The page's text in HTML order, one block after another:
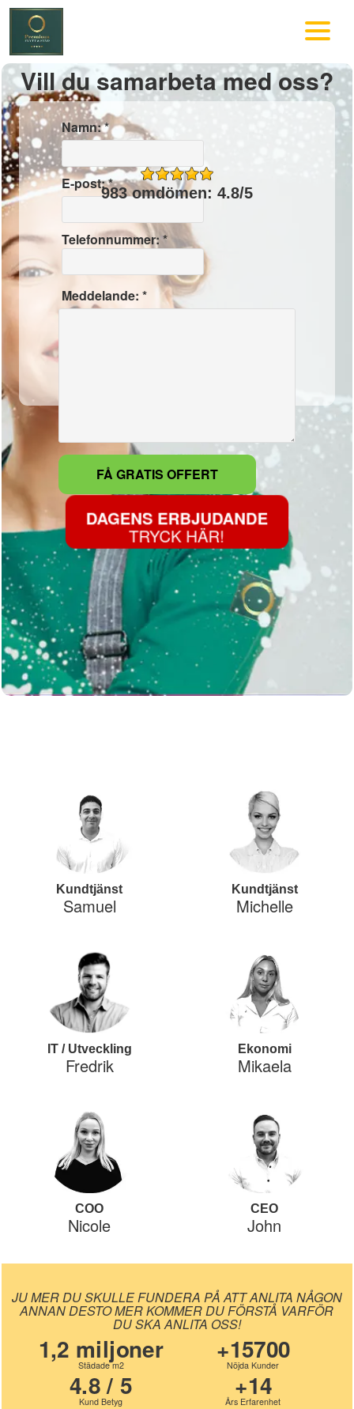
Vill du samarbeta med oss?
Namn: *
E-post: *
Telefonnummer: *
Meddelande: *
983 omdömen: 4.8/5
DAGENS ERBJUDANDE
TRYCK HÄR!
Kundtjänst
Samuel
Kundtjänst
Michelle
IT / Utveckling
Fredrik
Ekonomi
Mikaela
COO
Nicole
CEO
John
JU MER DU SKULLE FUNDERA PÅ ATT ANLITA NÅGON
ANNAN DESTO MER KOMMER DU FÖRSTÅ VARFÖR
DU SKA ANLITA OSS!
1,2 miljoner
Städade m2
+15700
Nöjda Kunder
4.8 / 5
Kund Betyg
+14
Års Erfarenhet